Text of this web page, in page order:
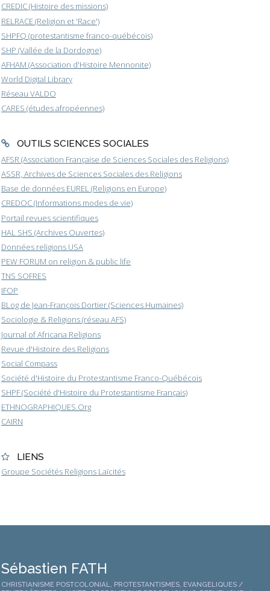
CREDIC (Histoire des missions)
RELRACE (Religion et 'Race')
SHPFQ (protestantisme franco-québécois)
SHP (Vallée de la Dordogne)
AFHAM (Association d'Histoire Mennonite)
World Digital Library
Réseau VALDO
CARES (études afropéennes)
OUTILS SCIENCES SOCIALES
AFSR (Association Française de Sciences Sociales des Religions)
ASSR, Archives de Sciences Sociales des Religions
Base de données EUREL (Religions en Europe)
CREDOC (Informations modes de vie)
Portail revues scientifiques
HAL SHS (Archives Ouvertes)
Données religions USA
PEW FORUM on religion & public life
TNS SOFRES
IFOP
BLog de Jean-François Dortier (Sciences Humaines)
Sociologie & Religions (réseau AFS)
Journal of Africana Religions
Revue d'Histoire des Religions
Social Compass
Société d'Histoire du Protestantisme Franco-Québécois
SHPF (Société d'Histoire du Protestantisme Français)
ETHNOGRAPHIQUES.Org
CAIRN
LIENS
Groupe Sociétés Religions Laïcités
Sébastien FATH
CHRISTIANISME POSTCOLONIAL, PROTESTANTISMES, EVANGELIQUES /